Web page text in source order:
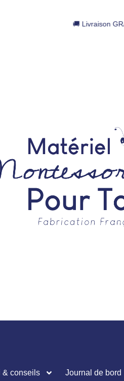
GRATUITE dès 30 €
& conseils Journal de bord